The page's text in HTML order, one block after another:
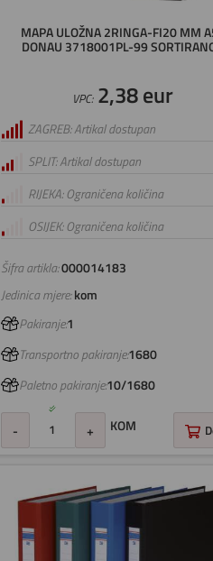
MAPA ULOŽNA 2RINGA-FI20 MM
DONAU 3718001PL-99
Šifra artikla:000014183
VPC:2,38 eur
ZAGREB: Artikal dostupan
SPLIT: Artikal dostupan
RIJEKA: Ograničena količina
OSIJEK: Ograničena količina
Jedinica mjere:kom
Pakiranje:1
Transportno pakiranje:1680
Paletno pakiranje:10/1680
- + KOM